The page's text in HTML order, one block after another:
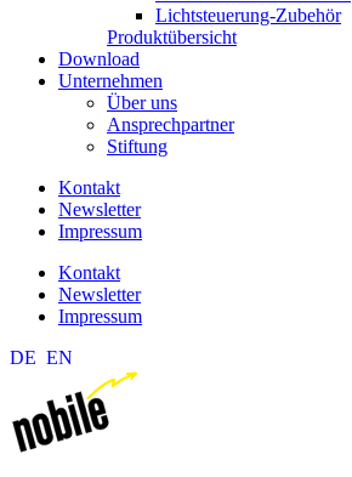
Lichtsteuerung-Zubehör
Produktübersicht
Download
Unternehmen
Über uns
Ansprechpartner
Stiftung
Kontakt
Newsletter
Impressum
Kontakt
Newsletter
Impressum
DE EN